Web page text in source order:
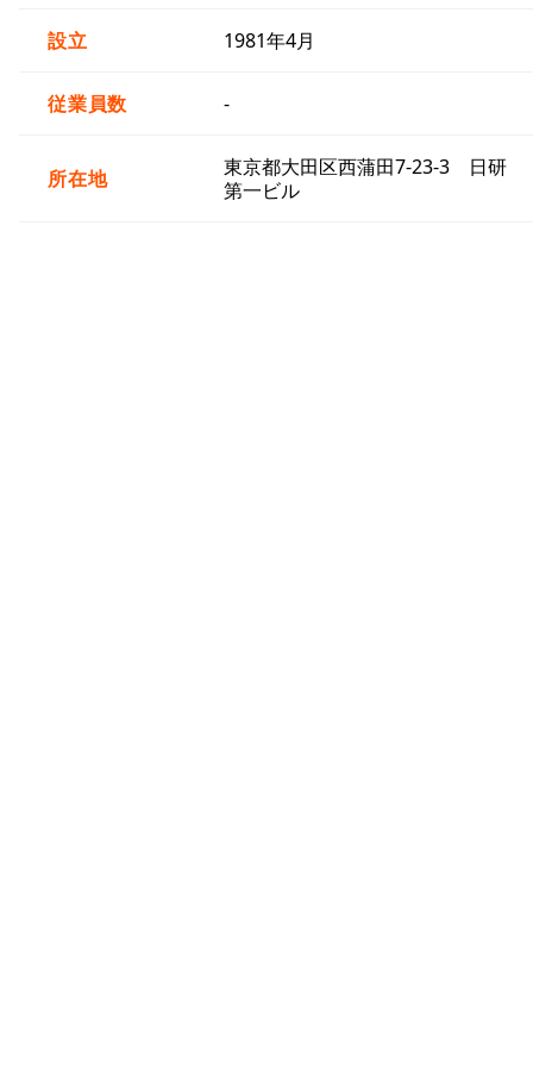
設立 1981年4月
従業員数 -
所在地
東京都大田区西蒲田7-23-3 日研
第一ビル